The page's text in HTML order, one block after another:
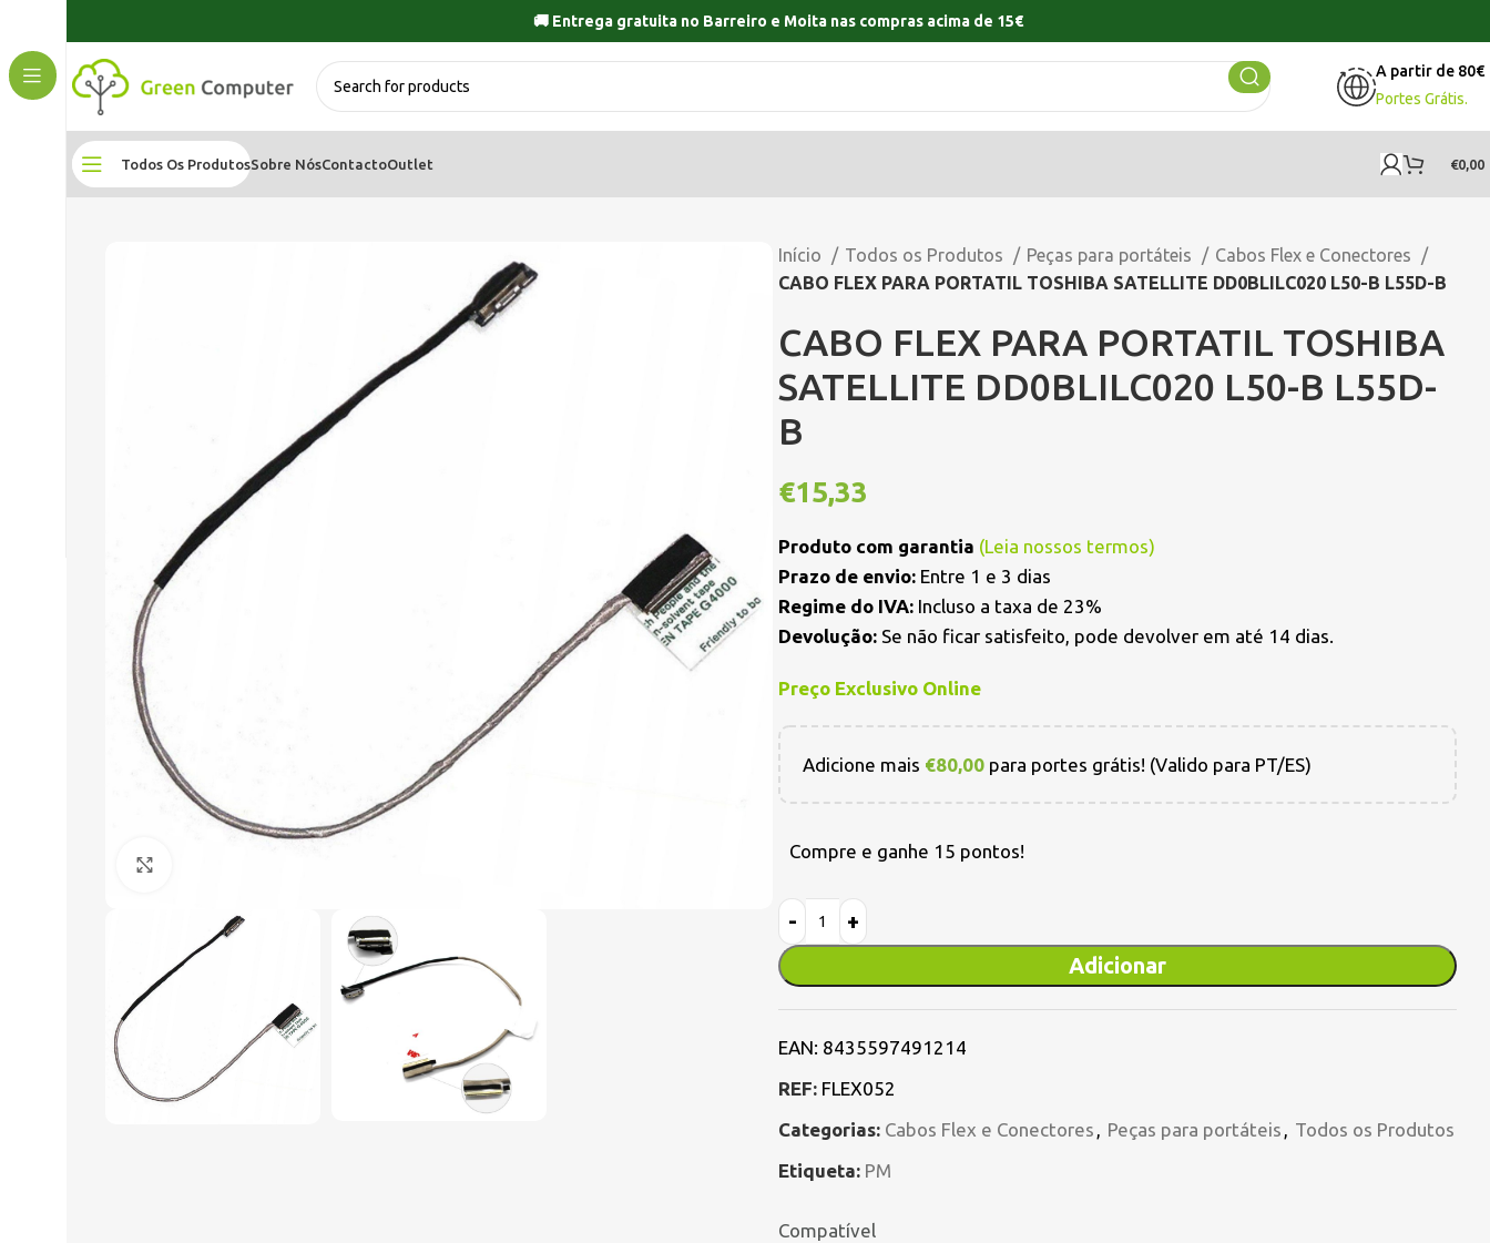
🚚 Entrega gratuita no Barreiro e Moita nas compras acima de 15€
A partir de 80€
Portes Grátis.
Todos Os ProdutosSobre NósContactoOutlet €0,00
Início Todos os Produtos Peças para portáteis
Cabos Flex e Conectores
CABO FLEX PARA PORTATIL TOSHIBA SATELLITE DD0BLILC020 L50-B L55D-B
CABO FLEX PARA PORTATIL TOSHIBA
SATELLITE DD0BLILC020 L50-B L55D-
B
€15,33
Produto com garantia (Leia nossos termos)
Prazo de envio: Entre 1 e 3 dias
Regime do IVA: Incluso a taxa de 23%
Devolução: Se não ficar satisfeito, pode devolver em até 14 dias.
Preço Exclusivo Online
Adicione mais €80,00 para portes grátis! (Valido para PT/ES)
Compre e ganhe 15 pontos!
Adicionar
EAN: 8435597491214
REF: FLEX052
Categorias: Cabos Flex e Conectores , Peças para portáteis , Todos os Produtos
Etiqueta: PM
Compatível